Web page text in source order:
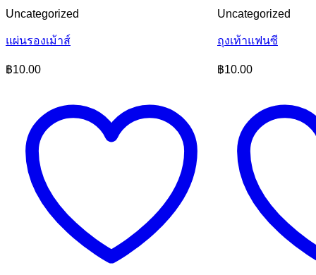
Uncategorized
แผ่นรองเม้าส์
฿10.00
Uncategorized
ถุงเท้าแฟนซี
฿10.00